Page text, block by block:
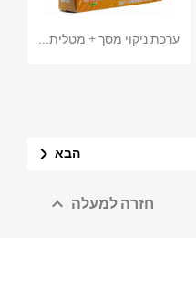
ערכת ניקוי מסך + מטלית...
הבא 
חזרה למעלה 